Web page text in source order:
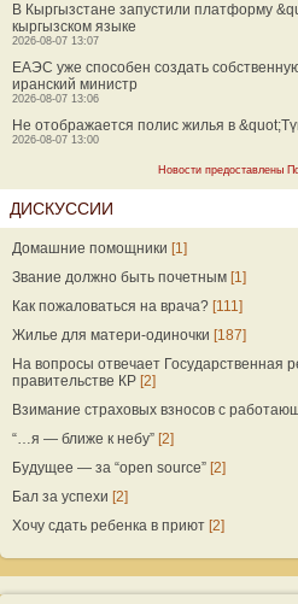
В Кыргызстане запустили платформу
кыргызском языке
2026-08-07 13:07
ЕАЭС уже способен создать
иранский министр
2026-08-07 13:06
Не отображается полис жилья в
2026-08-07 13:00
Новости предоставлены
ДИСКУССИИ
Домашние помощники [1]
Звание должно быть почетным [1]
Как пожаловаться на врача? [111]
Жилье для матери-одиночки [187]
На вопросы отвечает Государственная
правительстве КР [2]
Взимание страховых взносов с
“…я — ближе к небу” [2]
Будущее — за “open source” [2]
Бал за успехи [2]
Хочу сдать ребенка в приют [2]